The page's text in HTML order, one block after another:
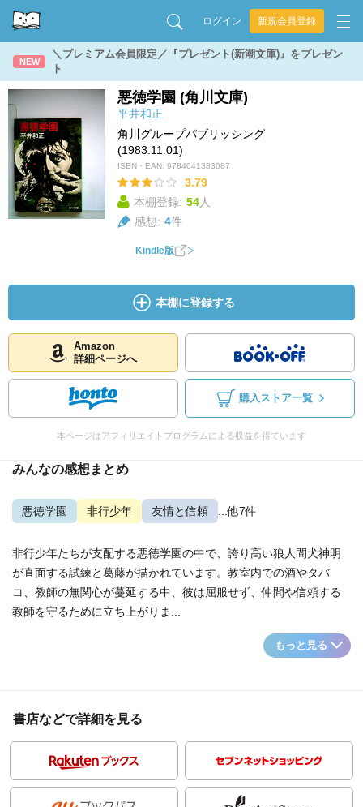
ログイン 新規会員登録
NEW
＼プレミアム会員限定／『プレゼント(新潮文庫)』をプレゼン
ト
悪徳学園 (角川文庫)
平井和正
角川グループパブリッシング
(1983.11.01)
ISBN・EAN: 9784041383087
3.79
本棚登録: 54人
感想: 4件
Kindle版
本棚に登録する
Amazon
詳細ページへ
購入ストア一覧
本ページはアフィリエイトプログラムによる収益を得ています
みんなの感想まとめ
悪徳学園 非行少年 友情と信頼 ...他7件
非行少年たちが支配する悪徳学園の中で、誇り高い狼人間犬神明
が直面する試練と葛藤が描かれています。教室内での酒やタバ
コ、教師の無関心が蔓延する中、彼は屈服せず、仲間や信頼する
教師を守るために立ち上がりま...
もっと見る
書店などで詳細を見る